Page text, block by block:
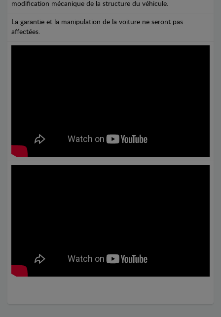
modification mécanique de la structure du véhicule.
La garantie et la manipulation de la voiture ne seront pas
affectées.